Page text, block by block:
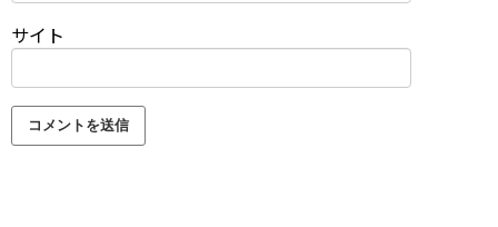
サイト